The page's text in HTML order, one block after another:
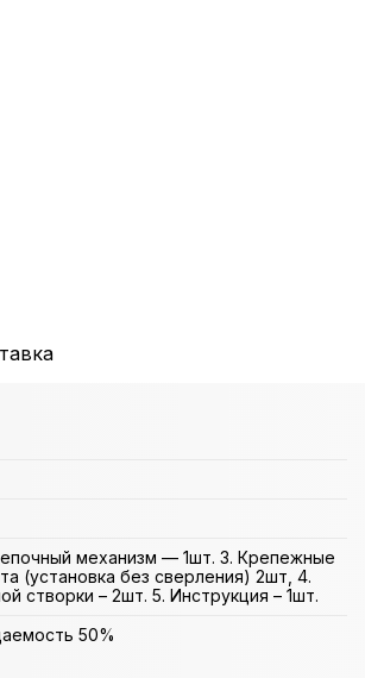
механизм — 1шт. 3. Крепежные
(установка без сверления) 2шт, 4.
створки – 2шт. 5. Инструкция – 1шт.
50%